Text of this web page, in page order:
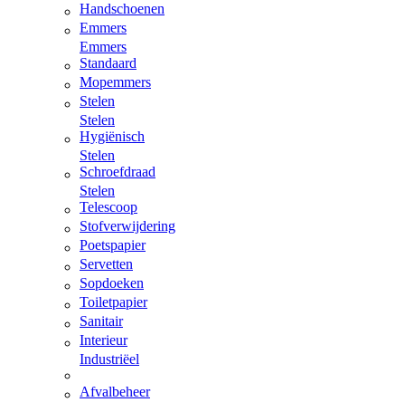
Handschoenen
Emmers
Emmers
Standaard
Mopemmers
Stelen
Stelen
Hygiënisch
Stelen
Schroefdraad
Stelen
Telescoop
Stofverwijdering
Poetspapier
Servetten
Sopdoeken
Toiletpapier
Sanitair
Interieur
Industriëel
Afvalbeheer